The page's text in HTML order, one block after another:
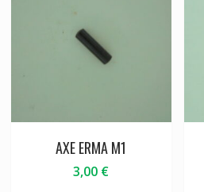
AXE ERMA M1
3,00 €